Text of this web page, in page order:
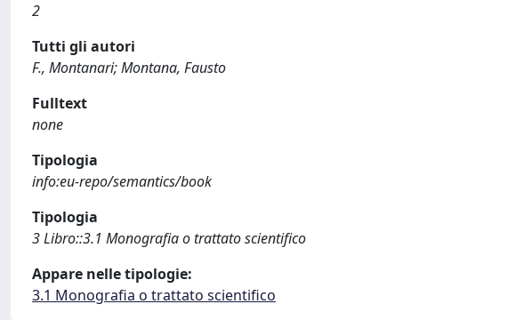
2
Tutti gli autori
F., Montanari; Montana, Fausto
Fulltext
none
Tipologia
info:eu-repo/semantics/book
Tipologia
3 Libro::3.1 Monografia o trattato scientifico
Appare nelle tipologie:
3.1 Monografia o trattato scientifico